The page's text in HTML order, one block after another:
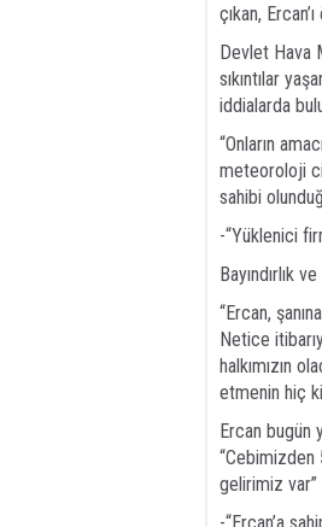
çıkan,
Devlet Hava
sıkıntılar
iddialarda
“Onların
meteoroloji
sahibi
-“Yüklenici
Bayındırlık
“Ercan,
Netice
halkımızın
etmenin hiç
Ercan bugün
“Cebimizden
gelirimiz var”